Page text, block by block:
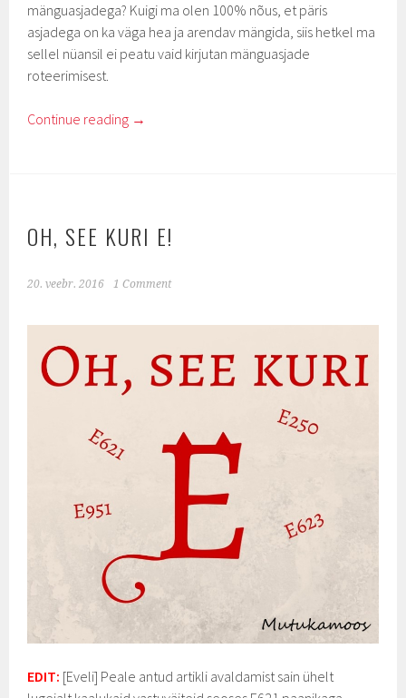
mänguasjadega? Kuigi ma olen 100% nõus, et päris
asjadega on ka väga hea ja arendav mängida, siis hetkel ma
sellel nüansil ei peatu vaid kirjutan mänguasjade
roteerimisest.
Continue reading →
OH, SEE KURI E!
20. veebr. 2016 1 Comment
EDIT: [Eveli] Peale antud artikli avaldamist sain ühelt